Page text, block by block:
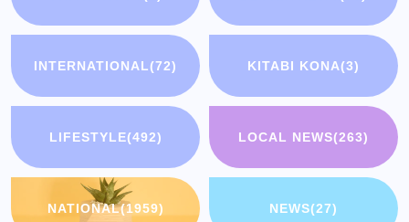
INTERNATIONAL(72) KITABI KONA(3)
LIFESTYLE(492) LOCAL NEWS(263)
NATIONAL(1959) NEWS(27)